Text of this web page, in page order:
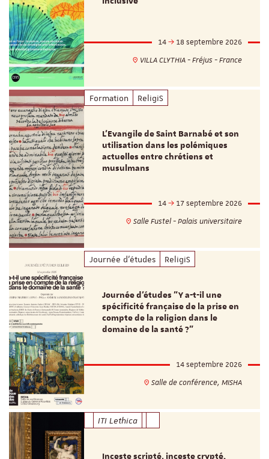
14
18 septembre 2026
VILLA CLYTHIA - Fréjus - France
Formation ReligiS
L’Evangile de Saint Barnabé et son
utilisation dans les polémiques
actuelles entre chrétiens et
musulmans
14
17 septembre 2026
Salle Fustel - Palais universitaire
Journée d'études ReligiS
Journée d’études "Y a-t-il une
spécificité française de la prise en
compte de la religion dans le
domaine de la santé ?"
14 septembre 2026
Salle de conférence, MISHA
ITI Lethica
Inceste scripté, inceste crypté.